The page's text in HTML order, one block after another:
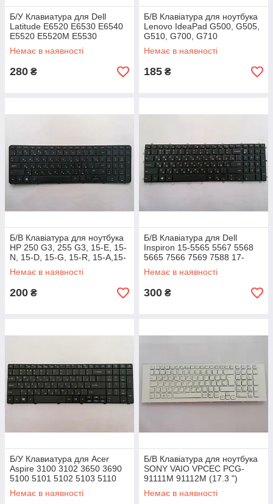
Б/У Клавиатура для Dell
Latitude E6520 E6530 E6540
E5520 E5520M E5530
Precision M4600 M6600
Немає в наявності
280 ₴
Б/В Клавіатура для ноутбука
Lenovo IdeaPad G500, G505,
G510, G700, G710
Немає в наявності
185 ₴
Б/В Клавіатура для ноутбука
HP 250 G3, 255 G3, 15-E, 15-
N, 15-D, 15-G, 15-R, 15-A,15-
S, 15-H, 15-F
Немає в наявності
200 ₴
Б/В Клавіатура для Dell
Inspiron 15-5565 5567 5568
5665 7566 7569 7588 17-
5765 5770 7778 7779
Немає в наявності
300 ₴
Б/У Клавиатура для Acer
Aspire 3100 3102 3650 3690
5100 5101 5102 5103 5110
5112 5515 5610 p/n
PK13ZHO01G0
Немає в наявності
Б/В Клавіатура для ноутбука
SONY VAIO VPCEC PCG-
91111M 91112М (17.3 ")
Немає в наявності